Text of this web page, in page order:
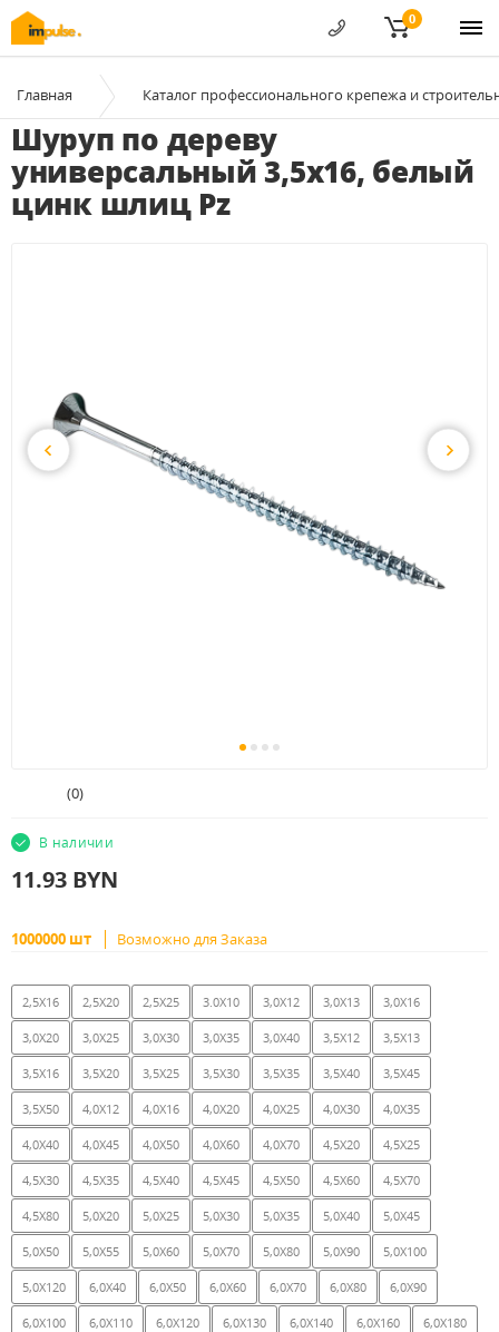
0
Главная Каталог профессионального крепежа и
Шуруп по дереву
универсальный 3,5x16, белый
цинк шлиц Pz
(0)
В наличии
11.93 BYN
1000000 шт Возможно для Заказа
2,5X16 2,5X20 2,5X25 3.0X10 3,0X12 3,0X13 3,0X16
3,0X20 3,0X25 3,0X30 3,0X35 3,0X40 3,5X12 3,5X13
3,5X16 3,5X20 3,5X25 3,5X30 3,5X35 3,5X40 3,5X45
3,5X50 4,0X12 4,0X16 4,0X20 4,0X25 4,0X30 4,0X35
4,0X40 4,0X45 4,0X50 4,0X60 4,0X70 4,5X20 4,5X25
4,5X30 4,5X35 4,5X40 4,5X45 4,5X50 4,5X60 4,5X70
4,5X80 5,0X20 5,0X25 5,0X30 5,0X35 5,0X40 5,0X45
5,0X50 5,0X55 5,0X60 5,0X70 5,0X80 5,0X90 5,0X100
5,0X120 6,0X40 6,0X50 6,0X60 6,0X70 6,0X80 6,0X90
6,0X100 6,0X110 6,0X120 6,0X130 6,0X140 6,0X160 6,0X180